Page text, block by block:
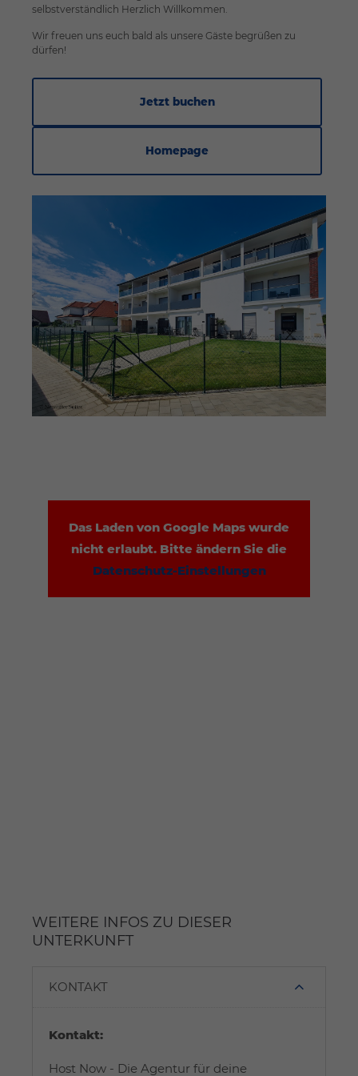
selbstverständlich Herzlich Willkommen.
Wir freuen uns euch bald als unsere Gäste begrüßen zu
dürfen!
Jetzt buchen
Homepage
Das Laden von Google Maps wurde
nicht erlaubt. Bitte ändern Sie die
Datenschutz-Einstellungen
WEITERE INFOS ZU DIESER
UNTERKUNFT
KONTAKT
Kontakt:
Host Now - Die Agentur für deine